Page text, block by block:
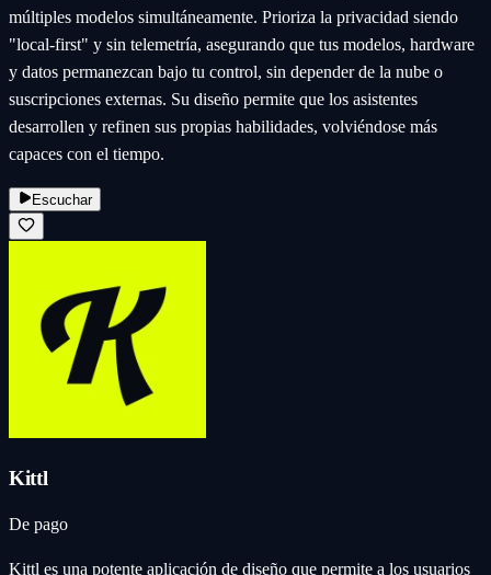
múltiples modelos simultáneamente. Prioriza la privacidad siendo
"local-first" y sin telemetría, asegurando que tus modelos, hardware
y datos permanezcan bajo tu control, sin depender de la nube o
suscripciones externas. Su diseño permite que los asistentes
desarrollen y refinen sus propias habilidades, volviéndose más
capaces con el tiempo.
Escuchar
Kittl
De pago
Kittl es una potente aplicación de diseño que permite a los usuarios